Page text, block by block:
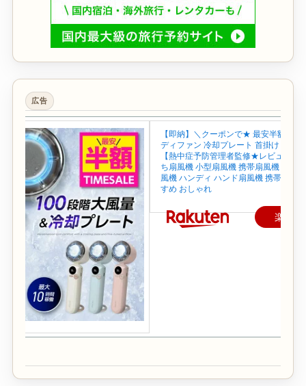
広告
【即納】＼クーポンで★ 最安半額~／
ディファン 冷却プレート 首掛け 首か
【熱中症予防管理者監修★レビュー特
ち扇風機 小型扇風機 携帯扇風機 ネッ
風機 ハンディ ハンド扇風機 携帯 せん
すめ おしゃれ
楽天で